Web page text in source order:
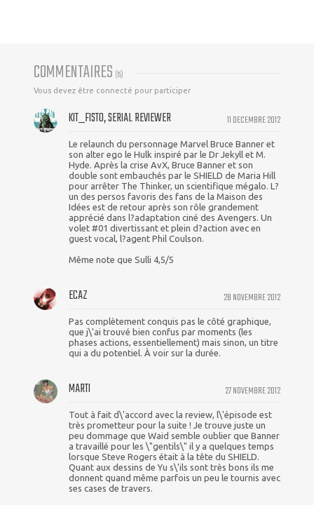
COMMENTAIRES (15)
Vous devez être connecté pour participer
11 DECEMBRE 2012
KIT_FISTO, SERIAL REVIEWER
Le relaunch du personnage Marvel Bruce Banner et
son alter ego le Hulk inspiré par le Dr Jekyll et M.
Hyde. Après la crise AvX, Bruce Banner et son
double sont embauchés par le SHIELD de Maria Hill
pour arrêter The Thinker, un scientifique mégalo. L?
un des persos favoris des fans de la Maison des
Idées est de retour après son rôle grandement
apprécié dans l?adaptation ciné des Avengers. Un
volet #01 divertissant et plein d?action avec en
guest vocal, l?agent Phil Coulson.
Même note que Sulli 4,5/5
28 NOVEMBRE 2012
ECAZ
Pas complètement conquis pas le côté graphique,
que j\'ai trouvé bien confus par moments (les
phases actions, essentiellement) mais sinon, un titre
qui a du potentiel. À voir sur la durée.
27 NOVEMBRE 2012
MARTI
Tout à fait d\'accord avec la review, l\'épisode est
très prometteur pour la suite ! Je trouve juste un
peu dommage que Waid semble oublier que Banner
a travaillé pour les \"gentils\" il y a quelques temps
lorsque Steve Rogers était à la tête du SHIELD.
Quant aux dessins de Yu s\'ils sont très bons ils me
donnent quand même parfois un peu le tournis avec
ses cases de travers.